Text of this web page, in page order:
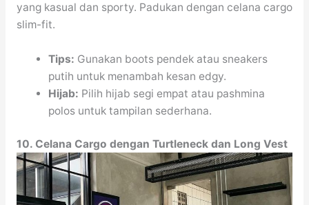
yang kasual dan sporty. Padukan dengan celana cargo
slim-fit.
Tips: Gunakan boots pendek atau sneakers
putih untuk menambah kesan edgy.
Hijab: Pilih hijab segi empat atau pashmina
polos untuk tampilan sederhana.
10. Celana Cargo dengan Turtleneck dan Long Vest